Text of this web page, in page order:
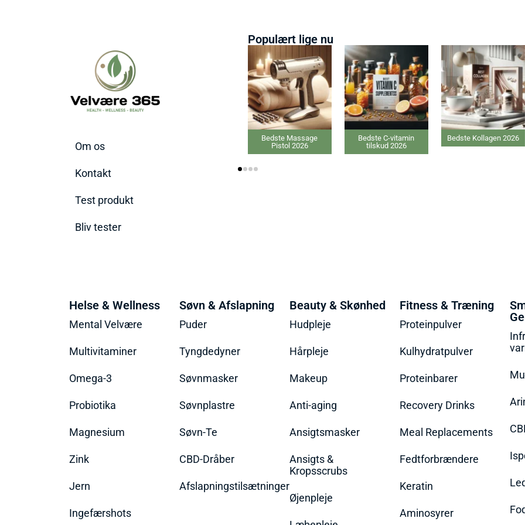
Om os
Kontakt
Test produkt
Bliv tester
Populært lige nu
Bedste C-vitamin
tilskud 2026
Bedste Kollagen 2026
Bedste elektriske
Varmepude 2026
Helse & Wellness
Mental Velvære
Multivitaminer
Omega-3
Probiotika
Magnesium
Zink
Jern
Ingefærshots
Søvn & Afslapning
Puder
Tyngdedyner
Søvnmasker
Søvnplastre
Søvn-Te
CBD-Dråber
Afslapningstilsætninger
Beauty & Skønhed
Hudpleje
Hårpleje
Makeup
Anti-aging
Ansigtsmasker
Ansigts &
Kropsscrubs
Øjenpleje
Fitness & Træning
Proteinpulver
Kulhydratpulver
Proteinbarer
Recovery Drinks
Meal Replacements
Fedtforbrændere
Keratin
Aminosyrer